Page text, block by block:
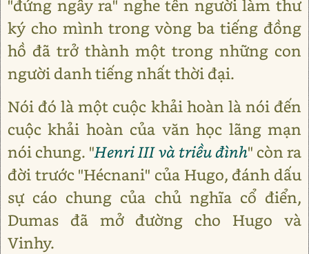
"đứng ngây ra" nghe tên người làm thư
ký cho mình trong vòng ba tiếng đồng
hồ đã trở thành một trong những con
người danh tiếng nhất thời đại.
Nói đó là một cuộc khải hoàn là nói đến
cuộc khải hoàn của văn học lãng mạn
nói chung. "Henri III và triều đình" còn ra
đời trước "Hécnani" của Hugo, đánh dấu
sự cáo chung của chủ nghĩa cổ điển,
Dumas đã mở đường cho Hugo và
Vinhy.